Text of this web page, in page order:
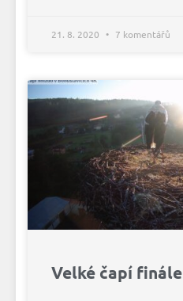
21. 8. 2020 7 komentářů
Velké čapí finále